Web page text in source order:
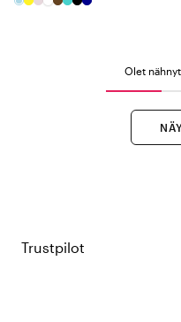
Olet
Trustpilot